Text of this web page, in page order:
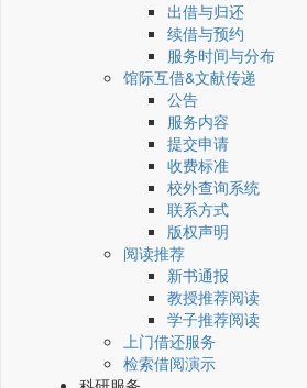
出借与归还
续借与预约
服务时间与分布
馆际互借&文献传递
公告
服务内容
提交申请
收费标准
校外查询系统
联系方式
版权声明
阅读推荐
新书通报
教授推荐阅读
学子推荐阅读
上门借还服务
检索借阅演示